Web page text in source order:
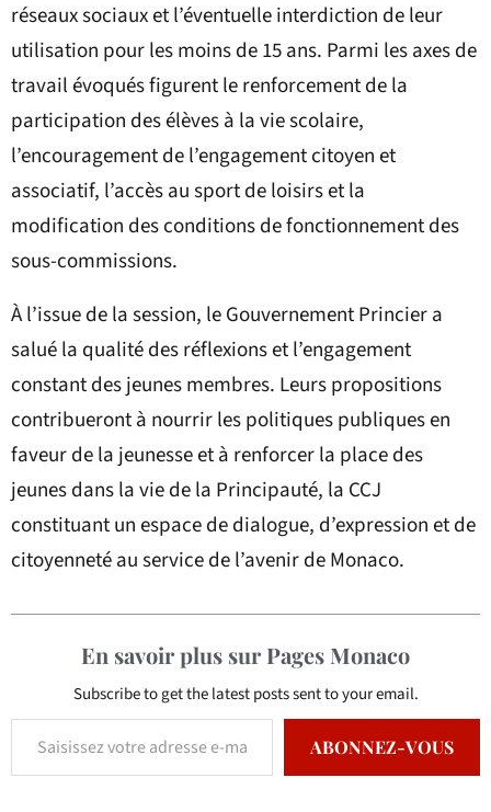
réseaux sociaux et l’éventuelle interdiction de leur
utilisation pour les moins de 15 ans. Parmi les axes de
travail évoqués figurent le renforcement de la
participation des élèves à la vie scolaire,
l’encouragement de l’engagement citoyen et
associatif, l’accès au sport de loisirs et la
modification des conditions de fonctionnement des
sous-commissions.
À l’issue de la session, le Gouvernement Princier a
salué la qualité des réflexions et l’engagement
constant des jeunes membres. Leurs propositions
contribueront à nourrir les politiques publiques en
faveur de la jeunesse et à renforcer la place des
jeunes dans la vie de la Principauté, la CCJ
constituant un espace de dialogue, d’expression et de
citoyenneté au service de l’avenir de Monaco.
En savoir plus sur Pages Monaco
Subscribe to get the latest posts sent to your email.
ABONNEZ-VOUS